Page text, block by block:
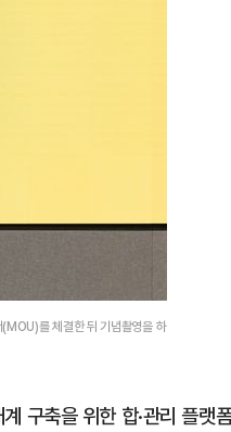
를 체결한 뒤 기념촬영을 하
구축을 위한 합·관리 플랫
‘탄약 고갈 보도’에 격노한 트